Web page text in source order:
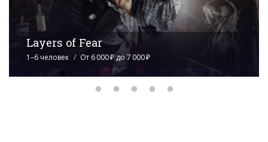
Обитель проклятых
1–15 человек От 5 000 ₽ до 9 500 ₽